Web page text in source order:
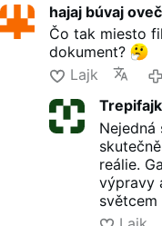
hajaj búvaj
Čo tak miesto
dokument?
Lajk
reálie.
výpravy
města